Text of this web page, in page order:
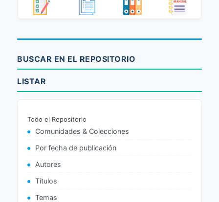
BUSCAR EN EL REPOSITORIO
LISTAR
Todo el Repositorio
Comunidades & Colecciones
Por fecha de publicación
Autores
Títulos
Temas